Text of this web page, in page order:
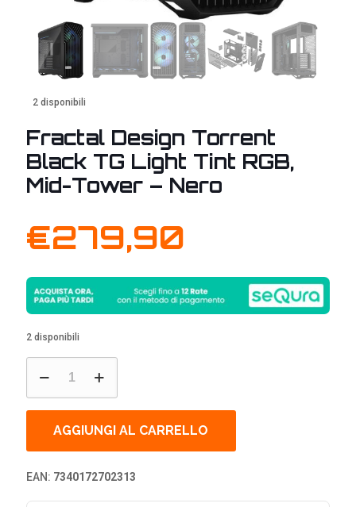
2 disponibili
Fractal Design Torrent
Black TG Light Tint RGB,
Mid-Tower – Nero
€279,90
2 disponibili
Design
Torrent
Black
Tint
RGB,
Mid-
Tower
AGGIUNGI AL CARRELLO
EAN: 7340172702313